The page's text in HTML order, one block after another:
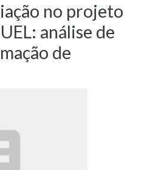
no projeto
análise de
de